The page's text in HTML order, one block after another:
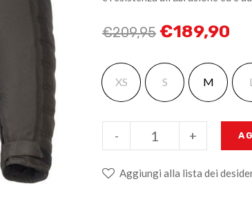
€209,95 €189,90
XS S M L
+
-
Aggiungi alla lista dei